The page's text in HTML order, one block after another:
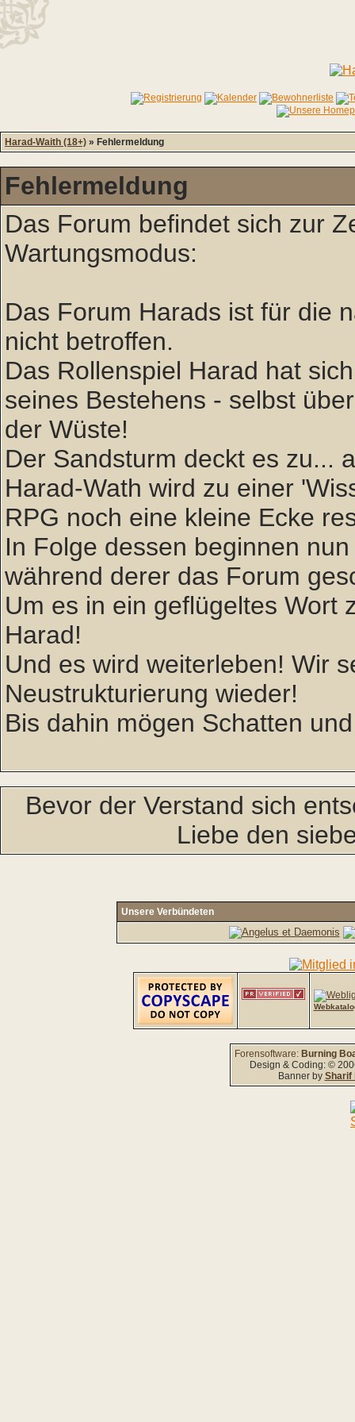
Harad-Waith (18+) » Fehlermeldung
Fehlermeldung
Das Forum befindet sich zur
Wartungsmodus:
Das Forum Harads ist für die
nicht betroffen.
Das Rollenspiel Harad hat
seines Bestehens - selbst
der Wüste!
Der Sandsturm deckt es zu...
Harad-Wath wird zu einer
RPG noch eine kleine Ecke
In Folge dessen beginnen
während derer das Forum
Um es in ein geflügeltes Wort
Harad!
Und es wird weiterleben! Wir
Neustrukturierung wieder!
Bis dahin mögen Schatten
Bevor der Verstand sich
Liebe den
Unsere Verbündeten
Forensoftware: Burning
Design & Coding: ©
Banner by Sharif